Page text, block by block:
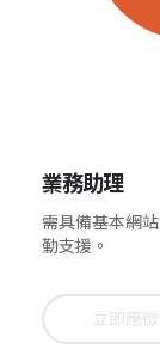
業務助理
需具備基本網
勤支援。
立即應徵